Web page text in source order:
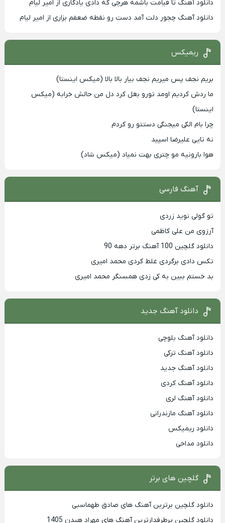
دانلود آهنگ تا قیامت باشمه هرچی که دادی یادگاری از امیر لیام
دانلود آهنگ چجور دلت آمد دست رو نقطه ضعفم بزاری از امیر لیام
ریمیکس
بریم نجف پس میریم نجف بیار بالا بالا (میکس اینستا)
ما ردش کردیم اومد تورو بغل کرد دل من حالش خرابه (میکس
اینستا)
چرا بام الکی میجنگی دستتو رو کردم
نه تایی علیرضا اسپید
هوا بارونیه مو چتری بهت نمیاد (میکس شاد)
آهنگ فارسی
تو گولی نوید زردی
آرزوی من علی کاظمی
دانلود گلچین 100 آهنگ برتر دهه 90
تکس دادی برگردی غلط کردی محمد امیری
بد خستم ببین به کی زدی همسنگر محمد امیری
دانلود آهنگ جدید
دانلود آهنگ بلوچی
دانلود آهنگ ترکی
دانلود آهنگ جدید
دانلود آهنگ کردی
دانلود آهنگ لری
دانلود آهنگ مازندرانی
دانلود ریمیکس
دانلود مداحی
گلچین های برتر
دانلود گلچین برترین آهنگ های صادق طهماسبی
دانلود گلچین پرطرفدارترین آهنگ های مهراد هیدن 1405